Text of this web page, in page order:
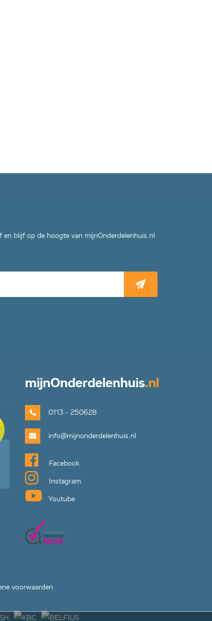
blijf op de hoogte van mijnOnderdelenhuis.nl
mijnOnderdelenhuis.nl
0113 - 250628
info@mijnonderdelenhuis.nl
Facebook
Instagram
Youtube
voorwaarden